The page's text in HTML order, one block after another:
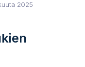
2025